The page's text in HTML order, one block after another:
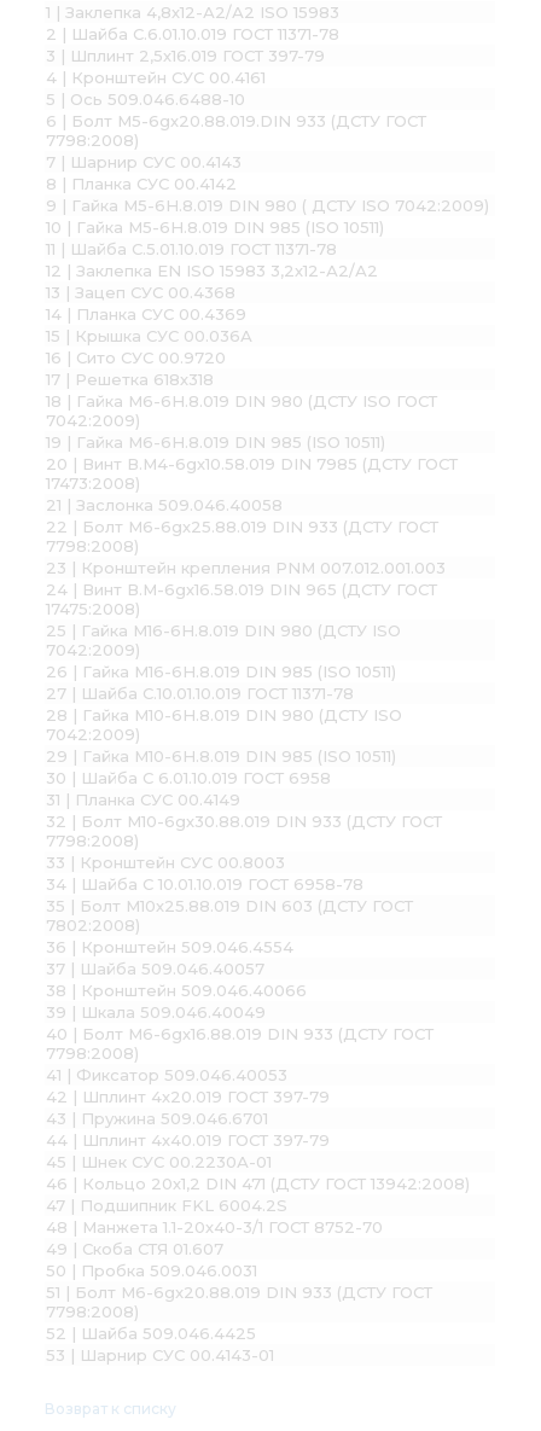
1 | Заклепка 4,8х12-А2/А2 ISO 15983
2 | Шайба С.6.01.10.019 ГОСТ 11371-78
3 | Шплинт 2,5х16.019 ГОСТ 397-79
4 | Кронштейн СУС 00.4161
5 | Ось 509.046.6488-10
6 | Болт М5-6gх20.88.019.DIN 933 (ДСТУ ГОСТ
7798:2008)
7 | Шарнир СУС 00.4143
8 | Планка СУС 00.4142
9 | Гайка М5-6Н.8.019 DIN 980 ( ДСТУ ISO 7042:2009)
10 | Гайка М5-6Н.8.019 DIN 985 (ISO 10511)
11 | Шайба С.5.01.10.019 ГОСТ 11371-78
12 | Заклепка EN ISO 15983 3,2х12-А2/А2
13 | Зацеп СУС 00.4368
14 | Планка СУС 00.4369
15 | Крышка СУС 00.036А
16 | Сито СУС 00.9720
17 | Решетка 618х318
18 | Гайка М6-6H.8.019 DIN 980 (ДСТУ ISO ГОСТ
7042:2009)
19 | Гайка М6-6Н.8.019 DIN 985 (ISO 10511)
20 | Винт В.М4-6gх10.58.019 DIN 7985 (ДСТУ ГОСТ
17473:2008)
21 | Заслонка 509.046.40058
22 | Болт М6-6gх25.88.019 DIN 933 (ДСТУ ГОСТ
7798:2008)
23 | Кронштейн крепления PNM 007.012.001.003
24 | Винт В.М-6gх16.58.019 DIN 965 (ДСТУ ГОСТ
17475:2008)
25 | Гайка М16-6H.8.019 DIN 980 (ДСТУ ISO
7042:2009)
26 | Гайка М16-6Н.8.019 DIN 985 (ISO 10511)
27 | Шайба С.10.01.10.019 ГОСТ 11371-78
28 | Гайка М10-6H.8.019 DIN 980 (ДСТУ ISO
7042:2009)
29 | Гайка М10-6Н.8.019 DIN 985 (ISO 10511)
30 | Шайба С 6.01.10.019 ГОСТ 6958
31 | Планка СУС 00.4149
32 | Болт М10-6gх30.88.019 DIN 933 (ДСТУ ГОСТ
7798:2008)
33 | Кронштейн СУС 00.8003
34 | Шайба С 10.01.10.019 ГОСТ 6958-78
35 | Болт М10х25.88.019 DIN 603 (ДСТУ ГОСТ
7802:2008)
36 | Кронштейн 509.046.4554
37 | Шайба 509.046.40057
38 | Кронштейн 509.046.40066
39 | Шкала 509.046.40049
40 | Болт М6-6gх16.88.019 DIN 933 (ДСТУ ГОСТ
7798:2008)
41 | Фиксатор 509.046.40053
42 | Шплинт 4х20.019 ГОСТ 397-79
43 | Пружина 509.046.6701
44 | Шплинт 4х40.019 ГОСТ 397-79
45 | Шнек СУС 00.2230А-01
46 | Кольцо 20х1,2 DIN 471 (ДСТУ ГОСТ 13942:2008)
47 | Подшипник FKL 6004.2S
48 | Манжета 1.1-20х40-3/1 ГОСТ 8752-70
49 | Скоба СТЯ 01.607
50 | Пробка 509.046.0031
51 | Болт М6-6gx20.88.019 DIN 933 (ДСТУ ГОСТ
7798:2008)
52 | Шайба 509.046.4425
53 | Шарнир СУС 00.4143-01
Возврат к списку